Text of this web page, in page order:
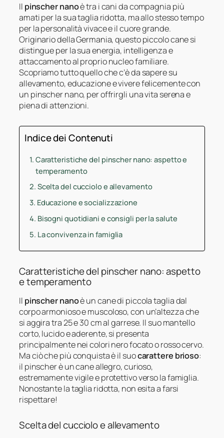
Il pinscher nanoè tra i cani da compagnia più
amati per la sua taglia ridotta, ma allo stesso tempo
per la personalità vivace e il cuore grande.
Originario della Germania, questo piccolo cane si
distingue per la sua energia, intelligenza e
attaccamento al proprio nucleo familiare.
Scopriamo tutto quello che c’è da sapere su
allevamento, educazione e vivere felicemente con
un pinscher nano, per offrirgli una vita serena e
piena di attenzioni.
Indice dei Contenuti
Caratteristiche del pinscher nano: aspetto e
temperamento
Scelta del cucciolo e allevamento
Educazione e socializzazione
Bisogni quotidiani e consigli per la salute
La convivenza in famiglia
Caratteristiche del pinscher nano: aspetto
e temperamento
Il pinscher nanoè un cane di piccola taglia dal
corpo armonioso e muscoloso, con un’altezza che
si aggira tra 25 e 30 cm al garrese. Il suo mantello
corto, lucido e aderente, si presenta
principalmente nei colori nero focato o rosso cervo.
Ma ciò che più conquista è il suocarattere brioso:
il pinscher è un cane allegro, curioso,
estremamente vigile e protettivo verso la famiglia.
Nonostante la taglia ridotta, non esita a farsi
rispettare!
Scelta del cucciolo e allevamento